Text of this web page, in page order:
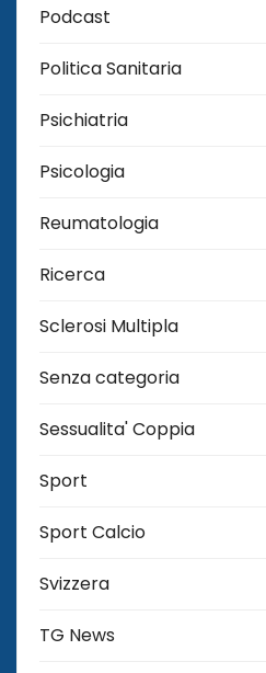
Podcast
Politica Sanitaria
Psichiatria
Psicologia
Reumatologia
Ricerca
Sclerosi Multipla
Senza categoria
Sessualita' Coppia
Sport
Sport Calcio
Svizzera
TG News